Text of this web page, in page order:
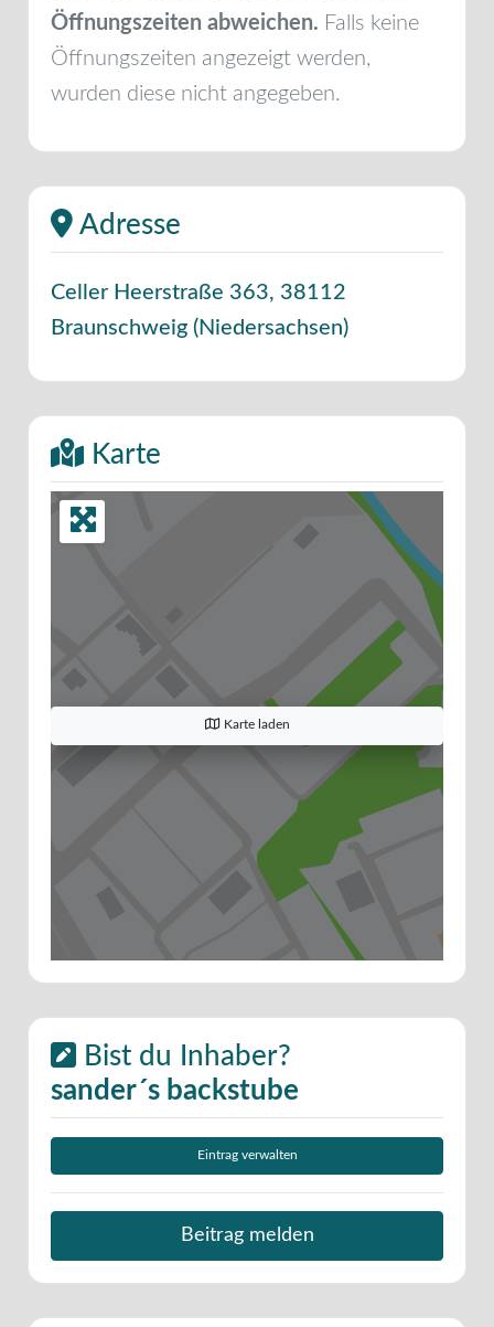
Öffnungszeiten abweichen. Falls keine
Öffnungszeiten angezeigt werden,
wurden diese nicht angegeben.
Adresse
Celler Heerstraße 363, 38112
Braunschweig (Niedersachsen)
Karte
Karte laden
Bist du Inhaber?
sander´s backstube
Eintrag verwalten
Beitrag melden